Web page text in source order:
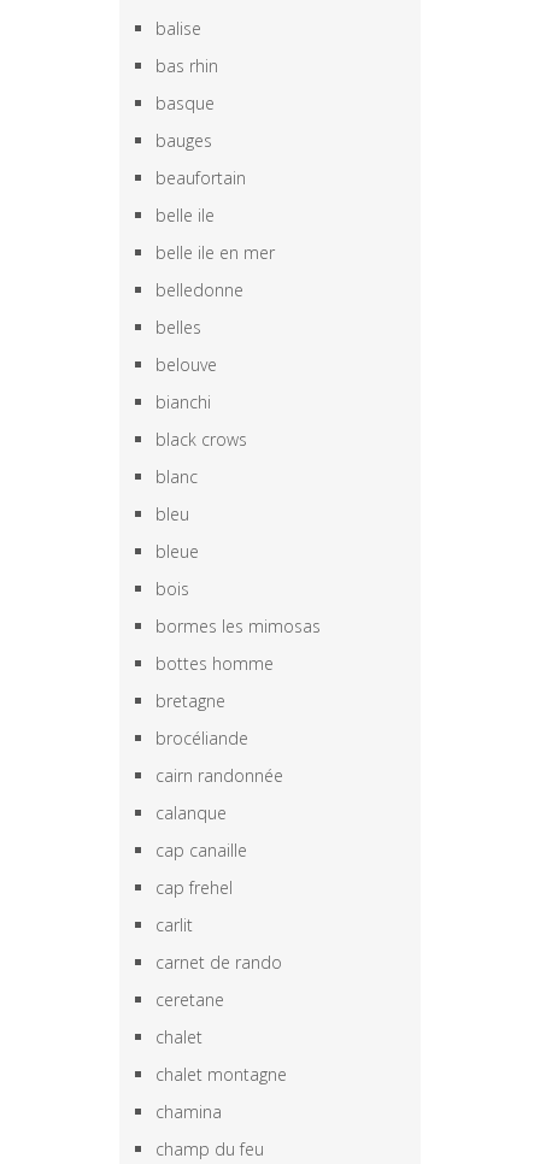
balise
bas rhin
basque
bauges
beaufortain
belle ile
belle ile en mer
belledonne
belles
belouve
bianchi
black crows
blanc
bleu
bleue
bois
bormes les mimosas
bottes homme
bretagne
brocéliande
cairn randonnée
calanque
cap canaille
cap frehel
carlit
carnet de rando
ceretane
chalet
chalet montagne
chamina
champ du feu